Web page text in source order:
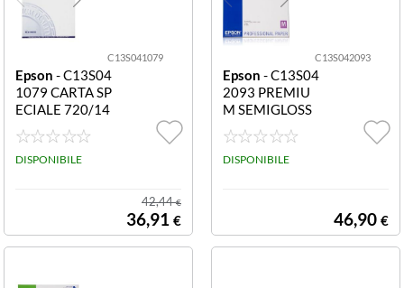
C13S041079
Epson - C13S04
1079 CARTA SP
ECIALE 720/14
40DPI A2 30FG
CARTA SPECIA
LE 720/1440 D
DISPONIBILE
42,44€
36,91 €
C13S042093
Epson - C13S04
2093 PREMIU
M SEMIGLOSS
PHOTO PAPER
25FG PREMIU
M SEMIGLOSS
DISPONIBILE
46,90 €